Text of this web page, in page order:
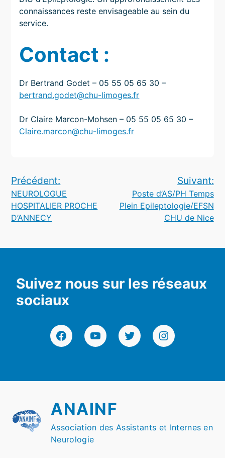
connaissances reste envisageable au sein du
service.
Contact :
Dr Bertrand Godet – 05 55 05 65 30 –
bertrand.godet@chu-limoges.fr
Dr Claire Marcon-Mohsen – 05 55 05 65 30 –
Claire.marcon@chu-limoges.fr
Navigation
de
l’article
Précédent:
NEUROLOGUE
HOSPITALIER PROCHE
D’ANNECY
Suivant:
Poste d’AS/PH Temps
Plein Epileptologie/EFSN
CHU de Nice
Suivez nous sur les réseaux
sociaux
FacebookYouTubeTwitterInstagram
ANAINF
Association des Assistants et Internes en
Neurologie